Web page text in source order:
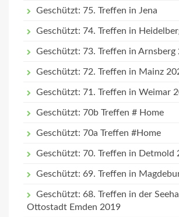
Geschützt: 75. Treffen in Jena
Geschützt: 74. Treffen in
Geschützt: 73. Treffen in Arnsberg
Geschützt: 72. Treffen in Mainz
Geschützt: 71. Treffen in Weimar
Geschützt: 70b Treffen # Home
Geschützt: 70a Treffen #Home
Geschützt: 70. Treffen in Detmold
Geschützt: 69. Treffen in
Geschützt: 68. Treffen in der
Ottostadt Emden 2019